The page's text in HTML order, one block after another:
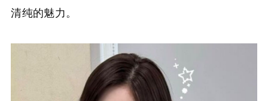
清纯的魅力。